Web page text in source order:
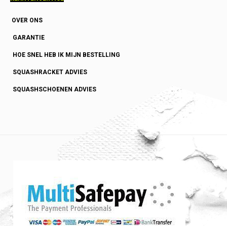
OVER ONS
GARANTIE
HOE SNEL HEB IK MIJN BESTELLING
SQUASHRACKET ADVIES
SQUASHSCHOENEN ADVIES